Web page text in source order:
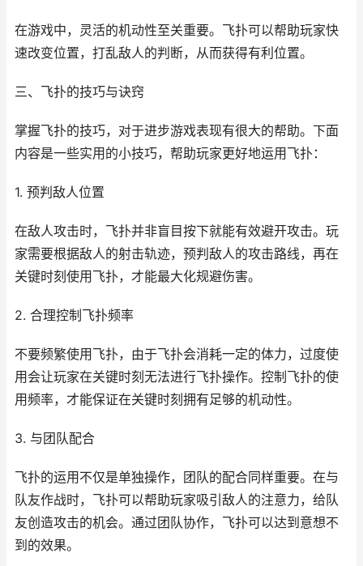
在游戏中，灵活的机动性至关重要。飞扑可以帮助玩家快
速改变位置，打乱敌人的判断，从而获得有利位置。
三、飞扑的技巧与诀窍
掌握飞扑的技巧，对于进步游戏表现有很大的帮助。下面
内容是一些实用的小技巧，帮助玩家更好地运用飞扑：
1. 预判敌人位置
在敌人攻击时，飞扑并非盲目按下就能有效避开攻击。玩
家需要根据敌人的射击轨迹，预判敌人的攻击路线，再在
关键时刻使用飞扑，才能最大化规避伤害。
2. 合理控制飞扑频率
不要频繁使用飞扑，由于飞扑会消耗一定的体力，过度使
用会让玩家在关键时刻无法进行飞扑操作。控制飞扑的使
用频率，才能保证在关键时刻拥有足够的机动性。
3. 与团队配合
飞扑的运用不仅是单独操作，团队的配合同样重要。在与
队友作战时，飞扑可以帮助玩家吸引敌人的注意力，给队
友创造攻击的机会。通过团队协作，飞扑可以达到意想不
到的效果。